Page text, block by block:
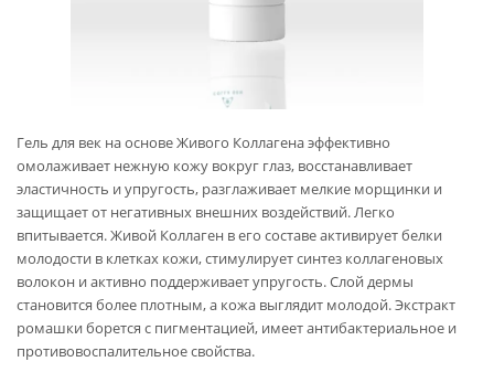
Гель для век на основе Живого Коллагена эффективно
омолаживает нежную кожу вокруг глаз, восстанавливает
эластичность и упругость, разглаживает мелкие морщинки и
защищает от негативных внешних воздействий. Легко
впитывается. Живой Коллаген в его составе активирует белки
молодости в клетках кожи, стимулирует синтез коллагеновых
волокон и активно поддерживает упругость. Слой дермы
становится более плотным, а кожа выглядит молодой. Экстракт
ромашки борется с пигментацией, имеет антибактериальное и
противовоспалительное свойства.